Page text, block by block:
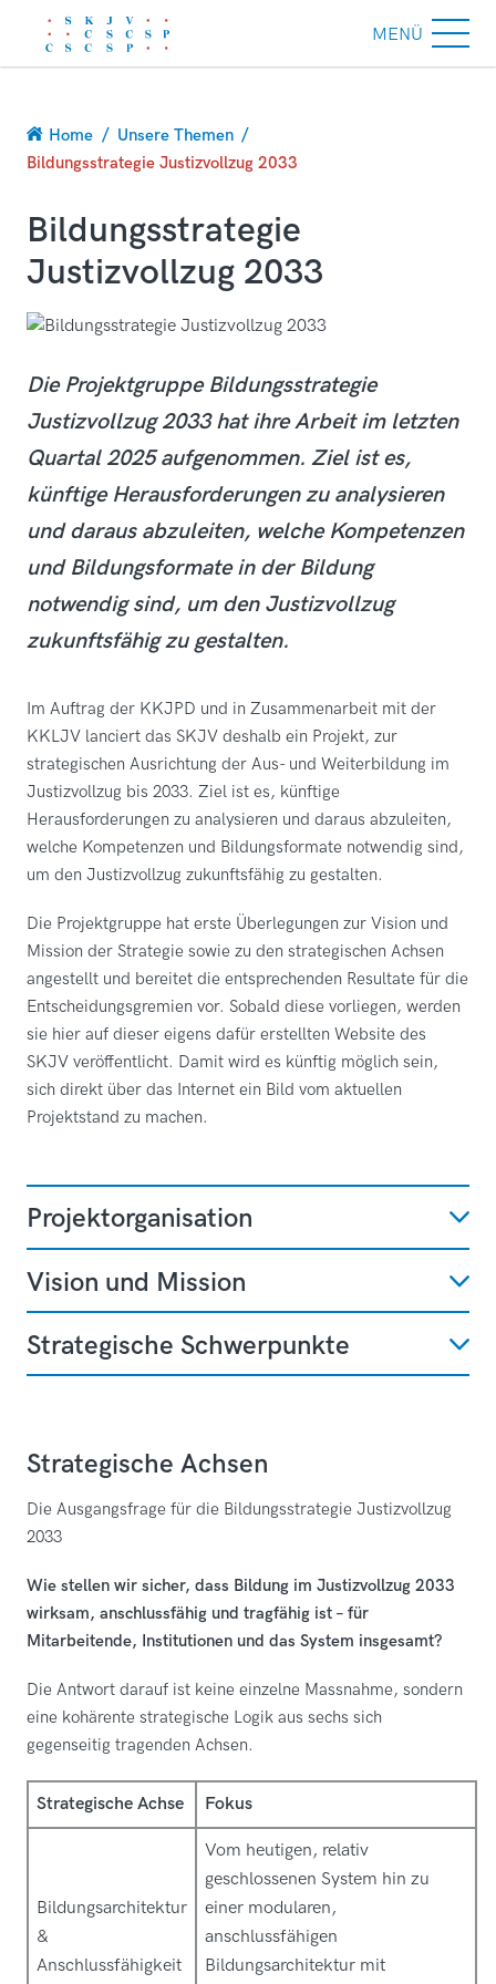
MENÜ
Breadcrumb
Home
Unsere Themen
Bildungsstrategie Justizvollzug 2033
Bildungsstrategie
Justizvollzug 2033
Die Projektgruppe Bildungsstrategie
Justizvollzug 2033 hat ihre Arbeit im letzten
Quartal 2025 aufgenommen. Ziel ist es,
künftige Herausforderungen zu analysieren
und daraus abzuleiten, welche Kompetenzen
und Bildungsformate in der Bildung
notwendig sind, um den Justizvollzug
zukunftsfähig zu gestalten.
Im Auftrag der KKJPD und in Zusammenarbeit mit der
KKLJV lanciert das SKJV deshalb ein Projekt, zur
strategischen Ausrichtung der Aus- und Weiterbildung im
Justizvollzug bis 2033. Ziel ist es, künftige
Herausforderungen zu analysieren und daraus abzuleiten,
welche Kompetenzen und Bildungsformate notwendig sind,
um den Justizvollzug zukunftsfähig zu gestalten.
Die Projektgruppe hat erste Überlegungen zur Vision und
Mission der Strategie sowie zu den strategischen Achsen
angestellt und bereitet die entsprechenden Resultate für die
Entscheidungsgremien vor. Sobald diese vorliegen, werden
sie hier auf dieser eigens dafür erstellten Website des
SKJV veröffentlicht. Damit wird es künftig möglich sein,
sich direkt über das Internet ein Bild vom aktuellen
Projektstand zu machen.
Projektorganisation
Vision und Mission
Strategische Schwerpunkte
Strategische Achsen
Die Ausgangsfrage für die Bildungsstrategie Justizvollzug
2033
Wie stellen wir sicher, dass Bildung im Justizvollzug 2033
wirksam, anschlussfähig und tragfähig ist – für
Mitarbeitende, Institutionen und das System insgesamt?
Die Antwort darauf ist keine einzelne Massnahme, sondern
eine kohärente strategische Logik aus sechs sich
gegenseitig tragenden Achsen.
Strategische Achse Fokus
Bildungsarchitektur
&
Anschlussfähigkeit
Vom heutigen, relativ
geschlossenen System hin zu
einer modularen,
anschlussfähigen
Bildungsarchitektur mit